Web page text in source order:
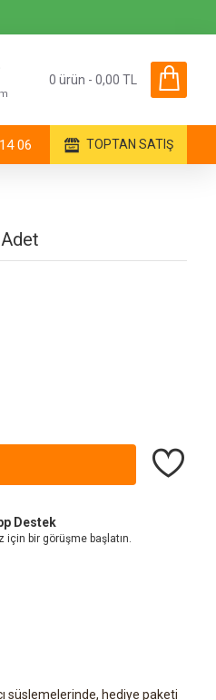
0 ürün - 0,00 TL
06 TOPTAN SATIŞ
Destek
için bir görüşme başlatın.
süslemelerinde, hediye paketi